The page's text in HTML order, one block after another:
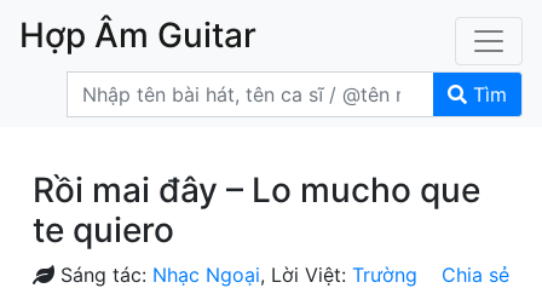
Hợp Âm Guitar
Tìm
Rồi mai đây – Lo mucho que
te quiero
Chia sẻ
Sáng tác: Nhạc Ngoại, Lời Việt: Trường